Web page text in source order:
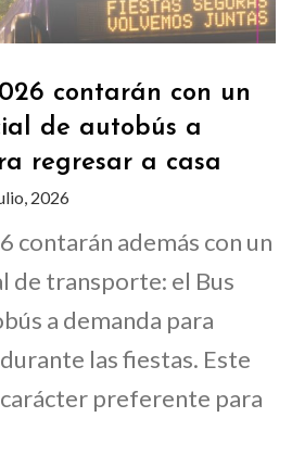
contarán con un
de autobús a
regresar a casa
2026
contarán además con un
de transporte: el Bus
a demanda para
las fiestas. Este
preferente para